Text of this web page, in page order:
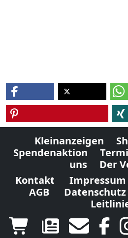
Kleinanzeigen
Spendenaktion
uns
Der
Kontakt
Impressum
AGB
Datenschutz